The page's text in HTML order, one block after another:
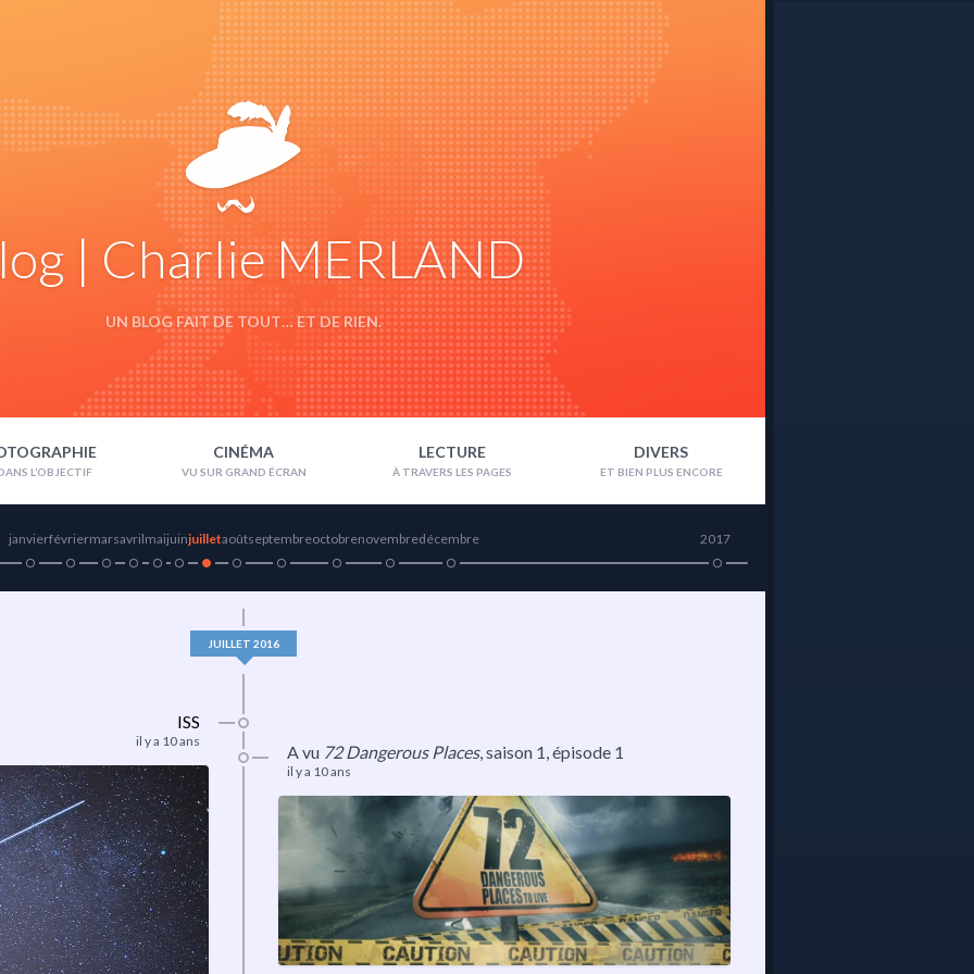
| Charlie MERLAND
UN BLOG FAIT DE TOUT… ET DE RIEN.
CINÉMA LECTURE DIVERS
janvierfévriermarsavrilmaijuinjuilletaoûtseptembreoctobrenovembredécembre 2017
JUILLET 2016
ISS
il y a 10 ans
A vu 72 Dangerous Places, saison 1, épisode 1
il y a 10 ans